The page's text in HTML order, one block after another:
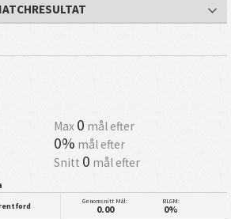
Max 0 mål efter
0% mål efter
Snitt 0 mål efter
Genomsnitt Mål:
0.00
BLGM:
0%